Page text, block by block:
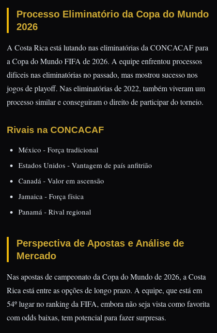
Processo Eliminatório da Copa do Mundo
2026
A Costa Rica está lutando nas eliminatórias da CONCACAF para
a Copa do Mundo FIFA de 2026. A equipe enfrentou processos
difíceis nas eliminatórias no passado, mas mostrou sucesso nos
jogos de playoff. Nas eliminatórias de 2022, também viveram um
processo similar e conseguiram o direito de participar do torneio.
Rivais na CONCACAF
México - Força tradicional
Estados Unidos - Vantagem de país anfitrião
Canadá - Valor em ascensão
Jamaica - Força física
Panamá - Rival regional
Perspectiva de Apostas e Análise de
Mercado
Nas apostas de campeonato da Copa do Mundo de 2026, a Costa
Rica está entre as opções de longo prazo. A equipe, que está em
54º lugar no ranking da FIFA, embora não seja vista como favorita
com odds baixas, tem potencial para fazer surpresas.